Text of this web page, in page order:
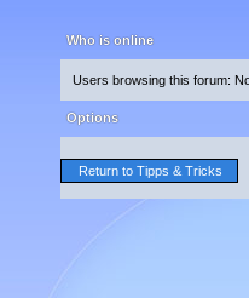
Who is online
Users browsing this forum:
Options
Return to Tipps & Tricks